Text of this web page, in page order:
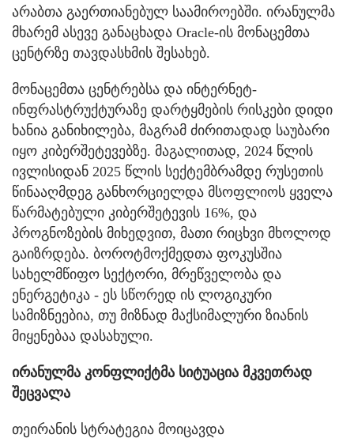
არაბთა გაერთიანებულ საამიროებში. ირანულმა
მხარემ ასევე განაცხადა Oracle-ის მონაცემთა
ცენტრზე თავდასხმის შესახებ.
მონაცემთა ცენტრებსა და ინტერნეტ-
ინფრასტრუქტურაზე დარტყმების რისკები დიდი
ხანია განიხილება, მაგრამ ძირითადად საუბარი
იყო კიბერშეტევებზე. მაგალითად, 2024 წლის
ივლისიდან 2025 წლის სექტემბრამდე რუსეთის
წინააღმდეგ განხორციელდა მსოფლიოს ყველა
წარმატებული კიბერშეტევის 16%, და
პროგნოზების მიხედვით, მათი რიცხვი მხოლოდ
გაიზრდება. ბოროტმოქმედთა ფოკუსშია
სახელმწიფო სექტორი, მრეწველობა და
ენერგეტიკა - ეს სწორედ ის ლოგიკური
სამიზნეებია, თუ მიზნად მაქსიმალური ზიანის
მიყენებაა დასახული.
ირანულმა კონფლიქტმა სიტუაცია მკვეთრად
შეცვალა
თეირანის სტრატეგია მოიცავდა